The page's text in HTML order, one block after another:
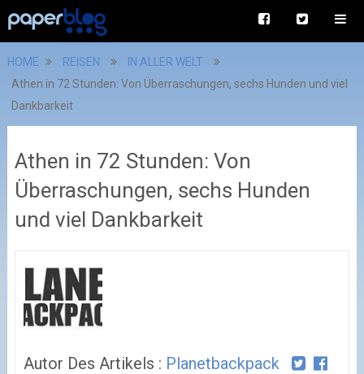
HOME REISEN
IN ALLER WELT
Athen in 72 Stunden: Von Überraschungen, sechs Hunden und viel
Dankbarkeit
Athen in 72 Stunden: Von
Überraschungen, sechs Hunden
und viel Dankbarkeit
Autor Des Artikels : Planetbackpack